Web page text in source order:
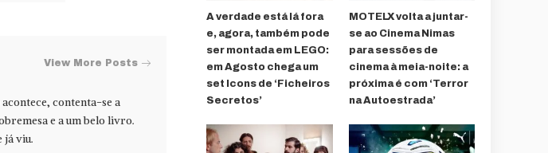
View More Posts
contenta-se a
e a um belo livro.
já viu.
A verdade está lá fora
e, agora, também pode
ser montada em LEGO:
em Agosto chega um
set Icons de ‘Ficheiros
Secretos’
MOTELX volta a juntar-
se ao Cinema Nimas
para sessões de
cinema à meia-noite: a
próxima é com ‘Terror
na Autoestrada’